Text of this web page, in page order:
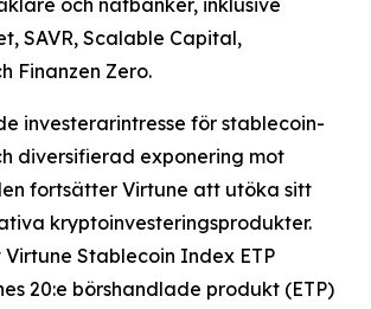
och nätbanker, inklusive
SAVR, Scalable Capital,
Finanzen Zero.
investerarintresse för stablecoin-
diversifierad exponering mot
fortsätter Virtune att utöka sitt
kryptoinvesteringsprodukter.
Stablecoin Index ETP
20:e börshandlade produkt (ETP)